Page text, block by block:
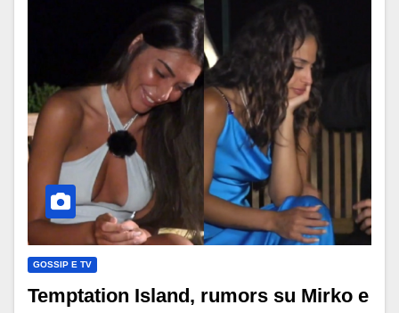
GOSSIP E TV
Temptation Island, rumors su Mirko e